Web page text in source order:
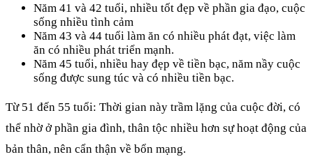
Năm 41 và 42 tuổi, nhiều tốt đẹp về phần gia đạo, cuộc
sống nhiều tình cảm
Năm 43 và 44 tuổi làm ăn có nhiều phát đạt, việc làm
ăn có nhiều phát triển mạnh.
Năm 45 tuổi, nhiều hay đẹp về tiền bạc, năm nầy cuộc
sống được sung túc và có nhiều tiền bạc.
Từ 51 đến 55 tuổi: Thời gian này trầm lặng của cuộc đời, có
thể nhờ ở phần gia đình, thân tộc nhiều hơn sự hoạt động của
bản thân, nên cẩn thận về bổn mạng.